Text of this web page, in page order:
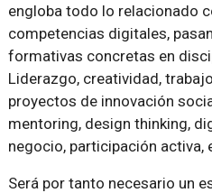
engloba todo lo relacionado
competencias digitales,
formativas concretas en
Liderazgo, creatividad,
proyectos de innovación
mentoring, design thinking,
negocio, participación activa,
Será por tanto necesario un